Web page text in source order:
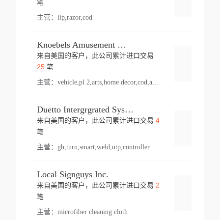
笔
主营： lip,razor,cod
Knoebels Amusement Resort
来自美国的客户，此公司累计进口交易
25笔
主营： vehicle,pl 2,arts,home decor,cod,amusement ride,sea
Duetto Intergrgrated Systems Inc.
来自美国的客户，此公司累计进口交易 4
笔
主营： gh,turn,smart,weld,utp,controller
Local Signguys Inc.
来自美国的客户，此公司累计进口交易 2
笔
主营： microfiber cleaning cloth